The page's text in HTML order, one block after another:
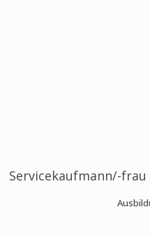
Servicekaufmann/-